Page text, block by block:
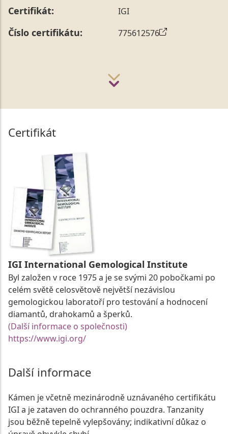
Certifikát: IGI
Číslo certifikátu: 775612576
Certifikát
IGI International Gemological Institute
Byl založen v roce 1975 a je se svými 20 pobočkami po
celém světě celosvětově největší nezávislou
gemologickou laboratoří pro testování a hodnocení
diamantů, drahokamů a šperků.
(Další informace o společnosti)
https://www.igi.org/
Další informace
Kámen je včetně mezinárodně uznávaného certifikátu
IGI a je zataven do ochranného pouzdra. Tanzanity
jsou běžně tepelně vylepšovány; indikativní důkaz o